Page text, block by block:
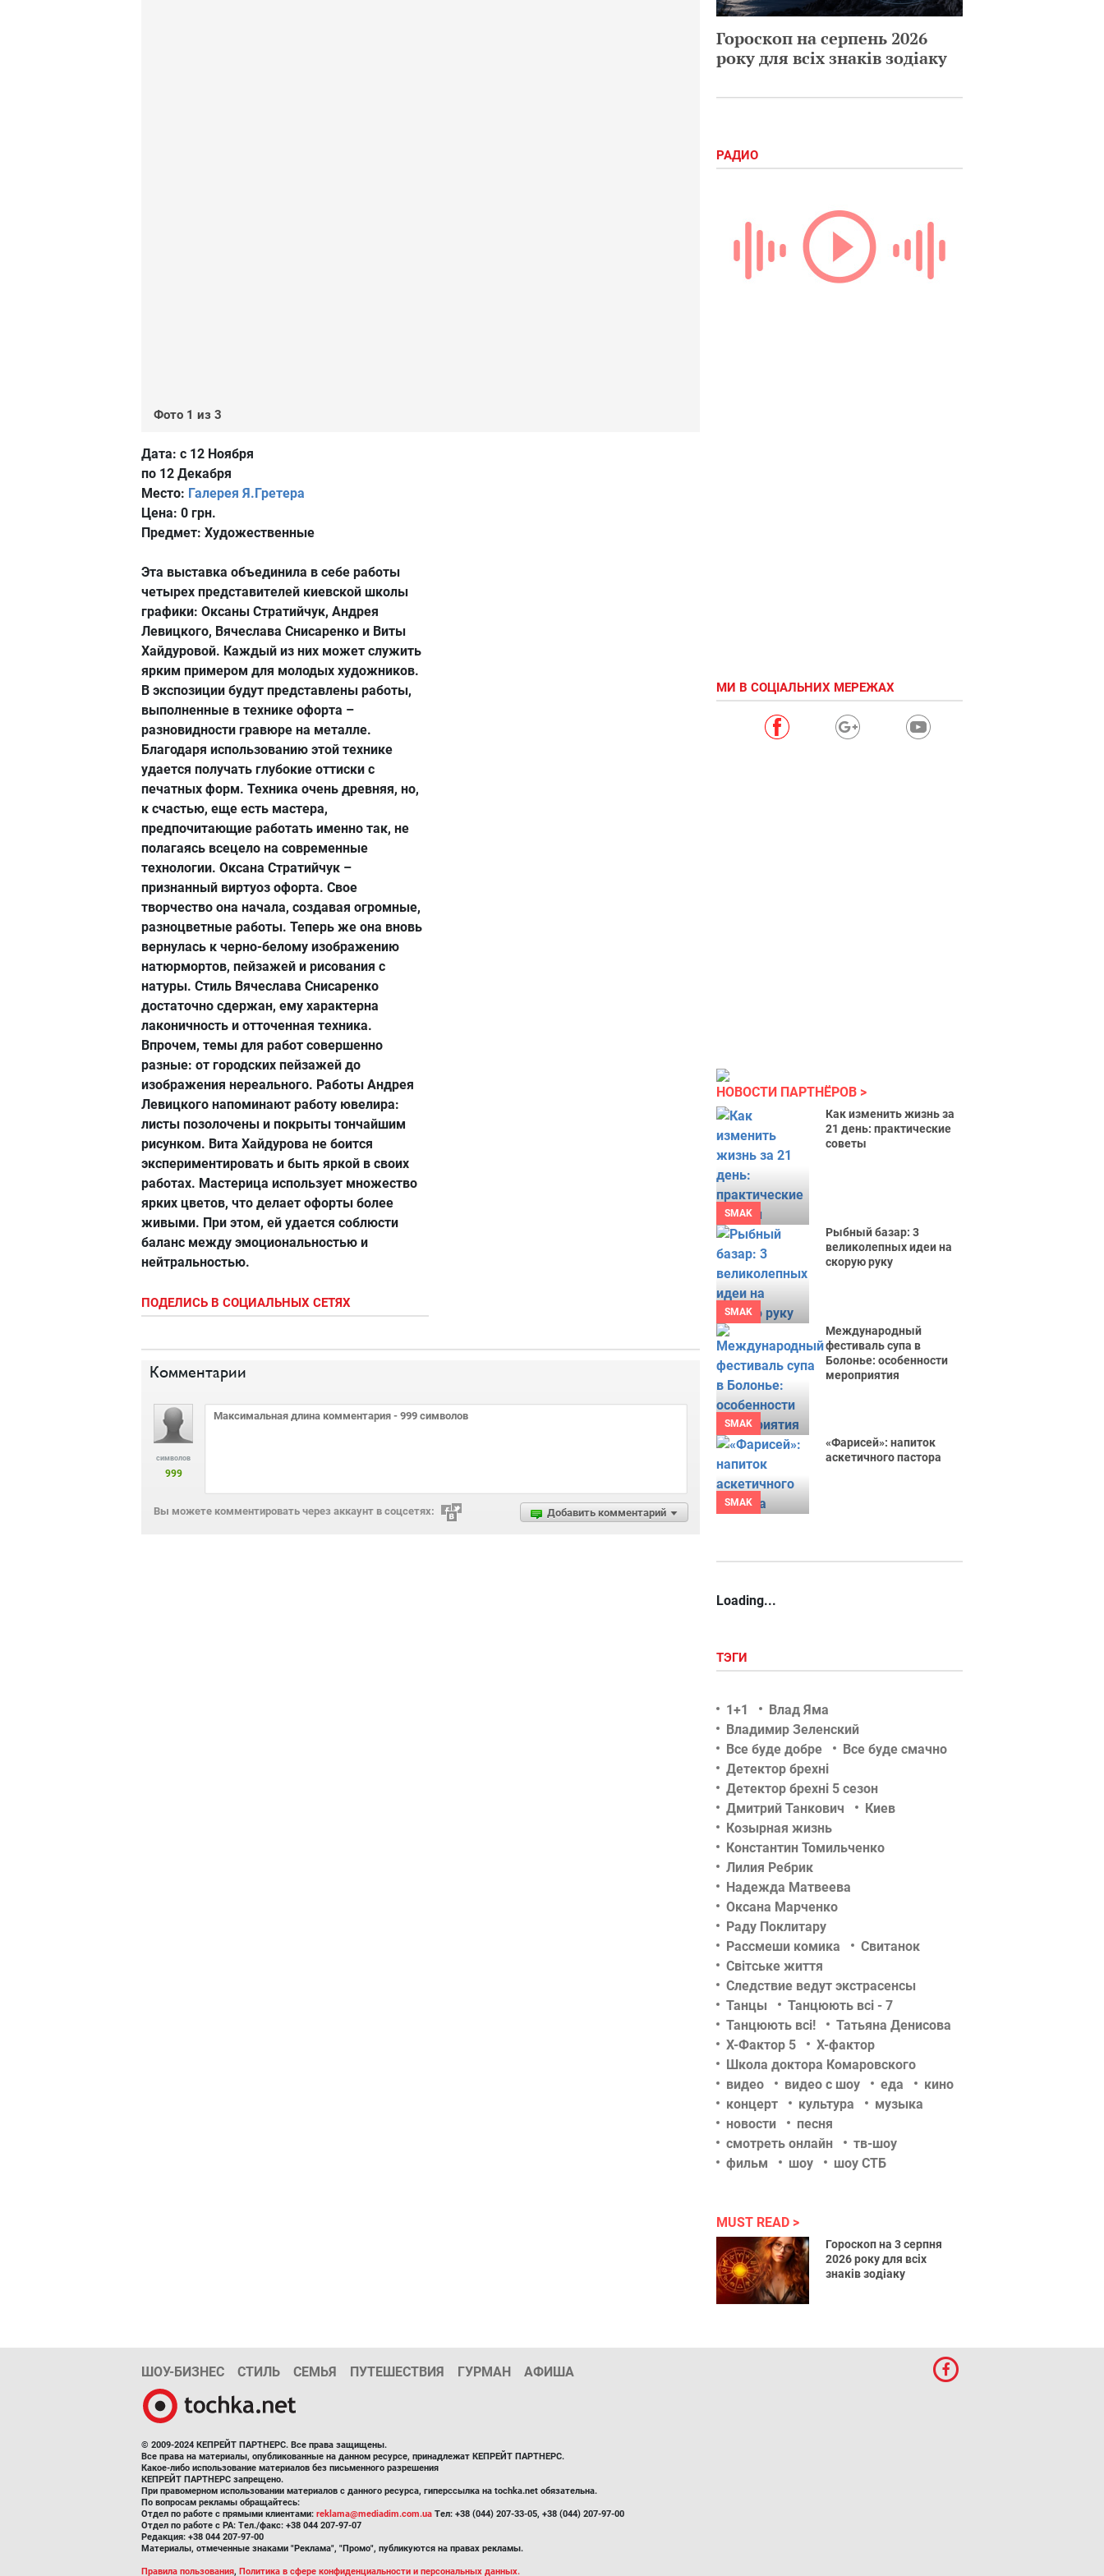
Фото 1 из 3
Дата: с 12 Ноября
по 12 Декабря
Место: Галерея Я.Гретера
Цена: 0 грн.
Предмет: Художественные
Эта выставка объединила в себе работы
четырех представителей киевской школы
графики: Оксаны Стратийчук, Андрея
Левицкого, Вячеслава Снисаренко и Виты
Хайдуровой. Каждый из них может служить
ярким примером для молодых художников.
В экспозиции будут представлены работы,
выполненные в технике офорта –
разновидности гравюре на металле.
Благодаря использованию этой технике
удается получать глубокие оттиски с
печатных форм. Техника очень древняя, но,
к счастью, еще есть мастера,
предпочитающие работать именно так, не
полагаясь всецело на современные
технологии. Оксана Стратийчук –
признанный виртуоз офорта. Свое
творчество она начала, создавая огромные,
разноцветные работы. Теперь же она вновь
вернулась к черно-белому изображению
натюрмортов, пейзажей и рисования с
натуры. Стиль Вячеслава Снисаренко
достаточно сдержан, ему характерна
лаконичность и отточенная техника.
Впрочем, темы для работ совершенно
разные: от городских пейзажей до
изображения нереального. Работы Андрея
Левицкого напоминают работу ювелира:
листы позолочены и покрыты тончайшим
рисунком. Вита Хайдурова не боится
экспериментировать и быть яркой в своих
работах. Мастерица использует множество
ярких цветов, что делает офорты более
живыми. При этом, ей удается соблюсти
баланс между эмоциональностью и
нейтральностью.
ПОДЕЛИСЬ В СОЦИАЛЬНЫХ СЕТЯХ
Комментарии
символов
999
Добавить комментарий
Вы можете комментировать через аккаунт в соцсетях:
Гороскоп на серпень 2026
року для всіх знаків зодіаку
РАДИО
МИ В СОЦІАЛЬНИХ МЕРЕЖАХ
НОВОСТИ ПАРТНЁРОВ
SMAK
Как изменить жизнь за
21 день: практические
советы
SMAK
Рыбный базар: 3
великолепных идеи на
скорую руку
SMAK
Международный
фестиваль супа в
Болонье: особенности
мероприятия
SMAK
«Фарисей»: напиток
аскетичного пастора
Loading...
ТЭГИ
1+1
Влад Яма
Владимир Зеленский
Все буде добре
Все буде смачно
Детектор брехні
Детектор брехні 5 сезон
Дмитрий Танкович
Киев
Козырная жизнь
Константин Томильченко
Лилия Ребрик
Надежда Матвеева
Оксана Марченко
Раду Поклитару
Рассмеши комика
Свитанок
Світське життя
Следствие ведут экстрасенсы
Танцы
Танцюють всі - 7
Танцюють всі!
Татьяна Денисова
Х-Фактор 5
Х-фактор
Школа доктора Комаровского
видео
видео с шоу еда
кино
концерт
культура
музыка
новости
песня
смотреть онлайн
тв-шоу
фильм
шоу шоу СТБ
MUST READ
Гороскоп на 3 серпня
2026 року для всіх
знаків зодіаку
ШОУ-БИЗНЕС СТИЛЬ СЕМЬЯ ПУТЕШЕСТВИЯ ГУРМАН АФИША
© 2009-2024 КЕПРЕЙТ ПАРТНЕРС. Все права защищены.
Все права на материалы, опубликованные на данном ресурсе, принадлежат КЕПРЕЙТ ПАРТНЕРС.
Какое-либо использование материалов без письменного разрешения
КЕПРЕЙТ ПАРТНЕРС запрещено.
При правомерном использовании материалов с данного ресурса, гиперссылка на tochka.net обязательна.
По вопросам рекламы обращайтесь:
Отдел по работе с прямыми клиентами: reklama@mediadim.com.ua Тел: +38 (044) 207-33-05, +38 (044) 207-97-00
Отдел по работе с РА: Тел./факс: +38 044 207-97-07
Редакция: +38 044 207-97-00
Материалы, отмеченные знаками "Реклама", "Промо", публикуются на правах рекламы.
Правила пользования, Политика в сфере конфиденциальности и персональных данных.